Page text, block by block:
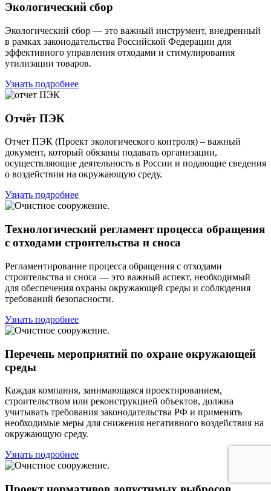
Экологический сбоp
Экологический сбор — это важный инструмент, внедренный
в рамках законодательства Российской Федерации для
эффективного управления отходами и стимулирования
утилизации товаров.
Узнать подробнее
Отчёт ПЭК
Отчет ПЭК (Проект экологического контроля) – важный
документ, который обязаны подавать организации,
осуществляющие деятельность в России и подающие сведения
о воздействии на окружающую среду.
Узнать подробнее
Технологический регламент процесса обращения
c отходами строительства и сноса
Регламентирование процесса обращения с отходами
строительства и сноса — это важный аспект, необходимый
для обеспечения охраны окружающей среды и соблюдения
требований безопасности.
Узнать подробнее
Перечень мероприятий по охране окружающей
среды
Каждая компания, занимающаяся проектированием,
строительством или реконструкцией объектов, должна
учитывать требования законодательства РФ и применять
необходимые меры для снижения негативного воздействия на
окружающую среду.
Узнать подробнее